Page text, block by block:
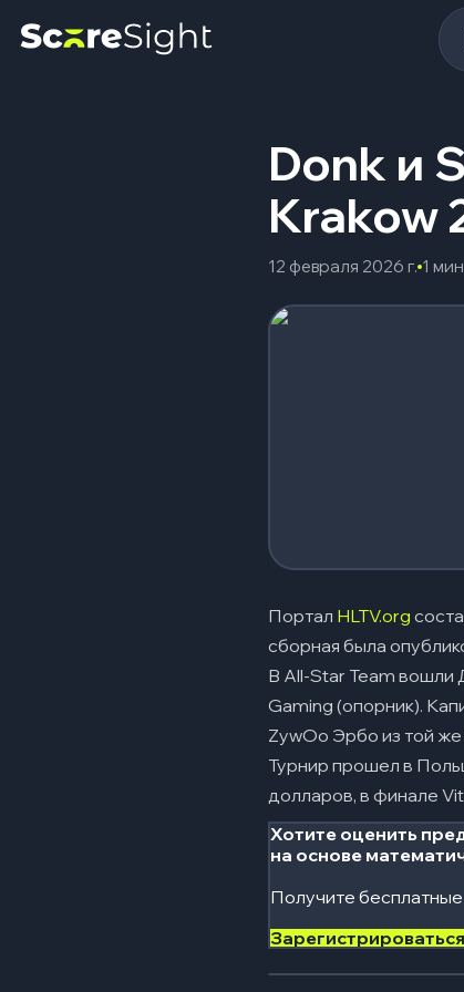
Donk и
Krakow
12 февраля 2026 г. 1
Портал HLTV.org
сборная была
В All-Star Team вошли
Gaming (опорник).
ZywOo Эрбо из той
Турнир прошел в
долларов, в финале
Хотите оценить
на основе
Получите
Зарегистрироваться